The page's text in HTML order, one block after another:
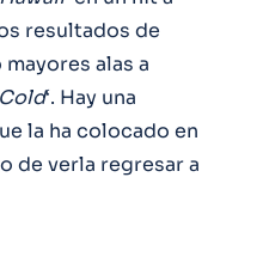
resultados de
mayores alas a
‘. Hay una
la ha colocado en
de verla regresar a